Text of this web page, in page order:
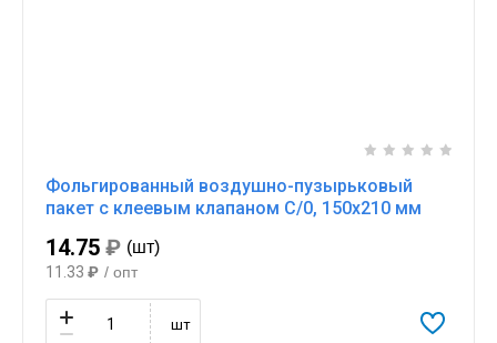
Фольгированный воздушно-пузырьковый
пакет с клеевым клапаном C/0, 150х210 мм
14.75 ₽ (шт)
11.33 ₽ / опт
шт